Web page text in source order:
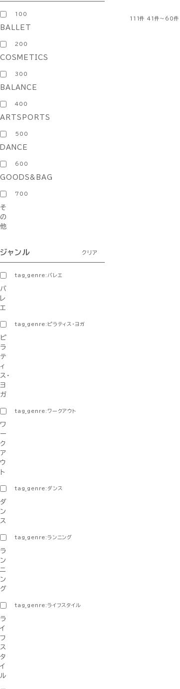
100
BALLET
200
COSMETICS
300
BALANCE
400
ARTSPORTS
500
DANCE
600
GOODS&BAG
700
そ
の
他
ジャンル クリア
tag_genre:バレエ
バ
レ
エ
tag_genre:ピラティス・ヨガ
ピ
ラ
テ
ィ
ス・
ヨ
ガ
tag_genre:ワークアウト
ワ
ー
ク
ア
ウ
ト
tag_genre:ダンス
ダ
ン
ス
tag_genre:ランニング
ラ
ン
ニ
ン
グ
tag_genre:ライフスタイル
ラ
イ
フ
ス
タ
イ
ル
111件 41件～60件